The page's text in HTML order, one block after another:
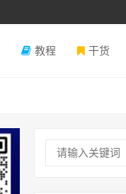
教程 干货